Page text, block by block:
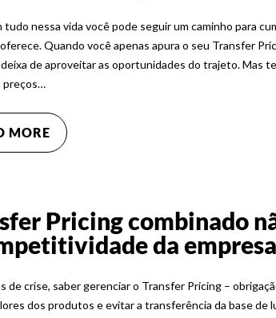
tudo nessa vida você pode seguir um caminho para
Quando você apenas apura o seu Transfer
de aproveitar as oportunidades do trajeto. Mas
preços…
MORE
Pricing combinado
da empresa
de crise, saber gerenciar o Transfer Pricing –
dos produtos e evitar a transferência da base de